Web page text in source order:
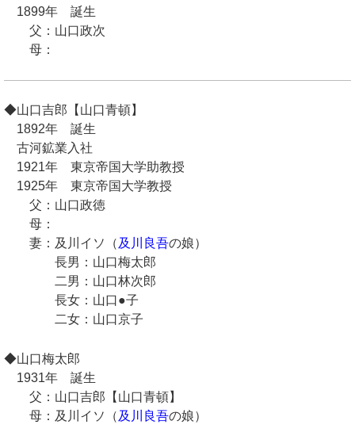
1899年 誕生
父：山口政次
母：
◆山口吉郎【山口青頓】
1892年 誕生
古河鉱業入社
1921年 東京帝国大学助教授
1925年 東京帝国大学教授
父：山口政徳
母：
妻：及川イソ（ 及川良吾の娘）
長男：山口梅太郎
二男：山口林次郎
長女：山口●子
二女：山口京子
◆山口梅太郎
1931年 誕生
父：山口吉郎【山口青頓】
母：及川イソ（ 及川良吾の娘）